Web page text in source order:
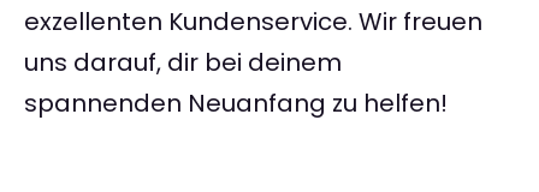
exzellenten Kundenservice. Wir freuen
uns darauf, dir bei deinem
spannenden Neuanfang zu helfen!